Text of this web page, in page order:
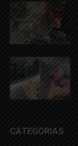
CATEGORIAS